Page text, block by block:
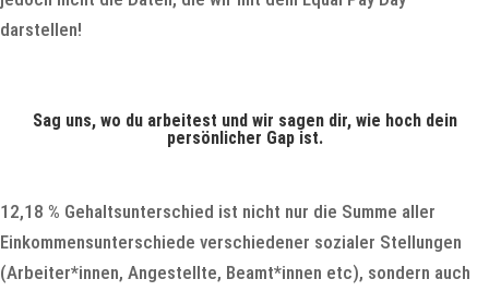
darstellen!
Sag uns, wo du arbeitest und wir sagen dir, wie hoch dein
persönlicher Gap ist.
12,18 % Gehaltsunterschied ist nicht nur die Summe aller
Einkommensunterschiede verschiedener sozialer Stellungen
(Arbeiter*innen, Angestellte, Beamt*innen etc), sondern auch